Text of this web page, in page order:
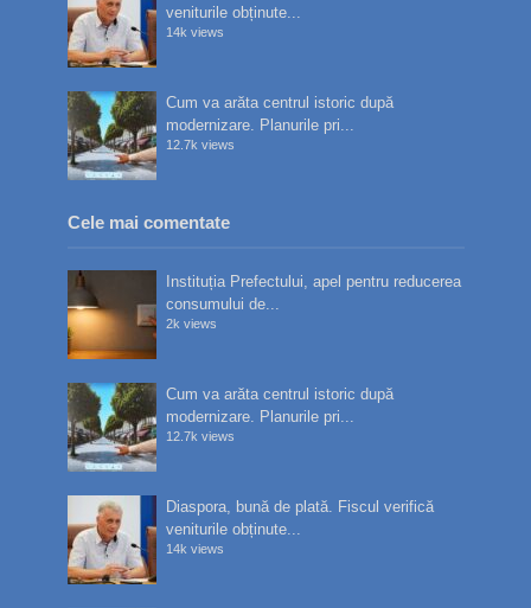
veniturile obținute...
14k views
Cum va arăta centrul istoric după
modernizare. Planurile pri...
12.7k views
Cele mai comentate
Instituția Prefectului, apel pentru reducerea
consumului de...
2k views
Cum va arăta centrul istoric după
modernizare. Planurile pri...
12.7k views
Diaspora, bună de plată. Fiscul verifică
veniturile obținute...
14k views